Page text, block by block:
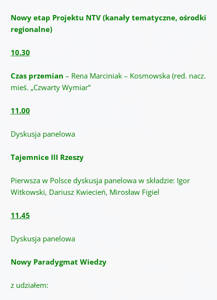
Nowy etap Projektu NTV (kanały tematyczne, ośrodki
regionalne)
10.30
Czas przemian – Rena Marciniak – Kosmowska (red. nacz.
mieś. „Czwarty Wymiar”
11.00
Dyskusja panelowa
Tajemnice III Rzeszy
Pierwsza w Polsce dyskusja panelowa w składzie: Igor
Witkowski, Dariusz Kwiecień, Mirosław Figiel
11.45
Dyskusja panelowa
Nowy Paradygmat Wiedzy
z udziałem: